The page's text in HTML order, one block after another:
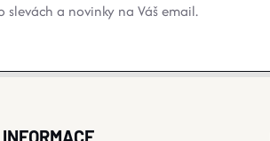
a novinky na Váš email.
INFORMACE